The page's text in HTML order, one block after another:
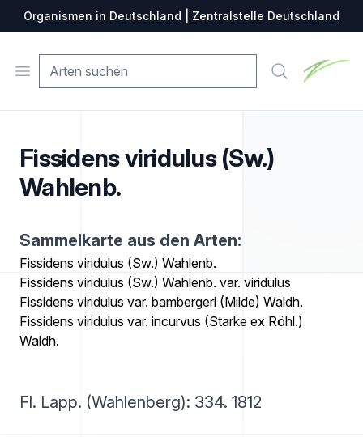
Organismen in Deutschland | Zentralstelle Deutschland
Open menu Suche
Fissidens viridulus (Sw.)
Wahlenb.
Sammelkarte aus den Arten:
Fissidens viridulus (Sw.) Wahlenb.
Fissidens viridulus (Sw.) Wahlenb. var. viridulus
Fissidens viridulus var. bambergeri (Milde) Waldh.
Fissidens viridulus var. incurvus (Starke ex Röhl.)
Waldh.
Fl. Lapp. (Wahlenberg): 334. 1812